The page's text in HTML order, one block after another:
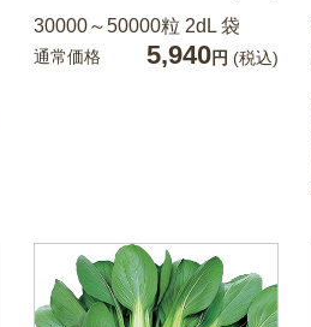
30000～50000粒 2dL 袋
通常価格 5,940円 (税込)